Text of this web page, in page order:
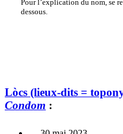
Pour l’explication du nom, se
dessous.
Lòcs (lieux-dits =
Condom :